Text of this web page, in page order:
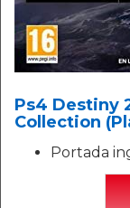
Ps4 Destiny
Collection
Portada